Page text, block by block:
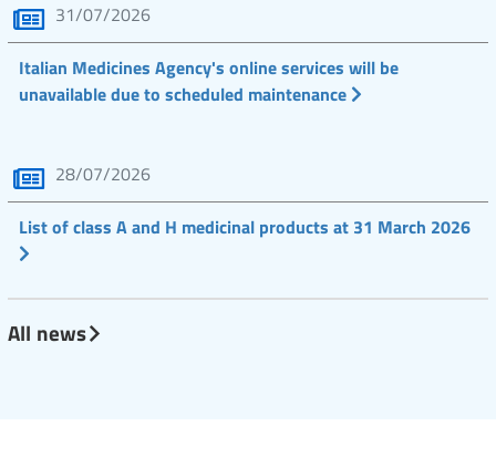
31/07/2026
Italian Medicines Agency's online services will be
unavailable due to scheduled maintenance
28/07/2026
List of class A and H medicinal products at 31 March 2026
All news